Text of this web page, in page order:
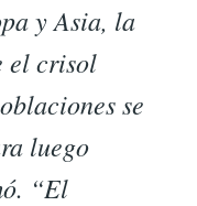
y Asia, la
el crisol
se
luego
“El